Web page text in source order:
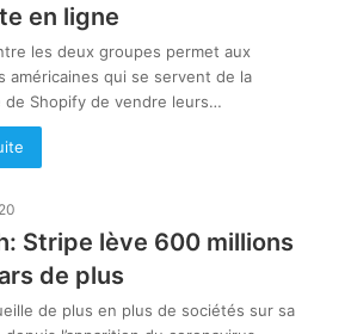
en ligne
les deux groupes permet aux
américaines qui se servent de la
de Shopify de vendre leurs…
Stripe lève 600 millions
de plus
de plus en plus de sociétés sur sa